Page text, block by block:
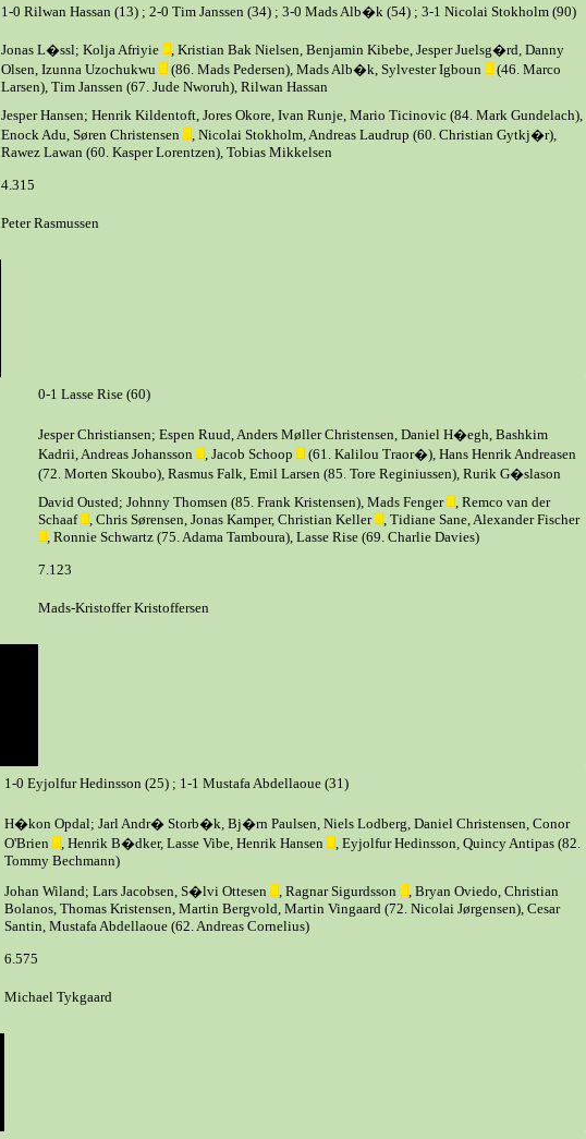
1-0 Rilwan Hassan (13) ; 2-0 Tim Janssen (34) ; 3-0 Mads Alb�k (54) ; 3-1 Nicolai Stokholm (90)
Jonas L�ssl; Kolja Afriyie
, Kristian Bak Nielsen, Benjamin Kibebe, Jesper Juelsg�rd, Danny
Olsen, Izunna Uzochukwu
(86. Mads Pedersen), Mads Alb�k, Sylvester Igboun
(46. Marco
Larsen), Tim Janssen (67. Jude Nworuh), Rilwan Hassan
Jesper Hansen; Henrik Kildentoft, Jores Okore, Ivan Runje, Mario Ticinovic (84. Mark Gundelach),
Enock Adu, Søren Christensen
, Nicolai Stokholm, Andreas Laudrup (60. Christian Gytkj�r),
Rawez Lawan (60. Kasper Lorentzen), Tobias Mikkelsen
4.315
Peter Rasmussen
0-1 Lasse Rise (60)
Jesper Christiansen; Espen Ruud, Anders Møller Christensen, Daniel H�egh, Bashkim
Kadrii, Andreas Johansson
, Jacob Schoop
(61. Kalilou Traor�), Hans Henrik Andreasen
(72. Morten Skoubo), Rasmus Falk, Emil Larsen (85. Tore Reginiussen), Rurik G�slason
David Ousted; Johnny Thomsen (85. Frank Kristensen), Mads Fenger
, Remco van der
Schaaf
, Chris Sørensen, Jonas Kamper, Christian Keller
, Tidiane Sane, Alexander Fischer
, Ronnie Schwartz (75. Adama Tamboura), Lasse Rise (69. Charlie Davies)
7.123
Mads-Kristoffer Kristoffersen
1-0 Eyjolfur Hedinsson (25) ; 1-1 Mustafa Abdellaoue (31)
H�kon Opdal; Jarl Andr� Storb�k, Bj�rn Paulsen, Niels Lodberg, Daniel Christensen, Conor
O'Brien
, Henrik B�dker, Lasse Vibe, Henrik Hansen
, Eyjolfur Hedinsson, Quincy Antipas (82.
Tommy Bechmann)
Johan Wiland; Lars Jacobsen, S�lvi Ottesen , Ragnar Sigurdsson
, Bryan Oviedo, Christian
Bolanos, Thomas Kristensen, Martin Bergvold, Martin Vingaard (72. Nicolai Jørgensen), Cesar
Santin, Mustafa Abdellaoue (62. Andreas Cornelius)
6.575
Michael Tykgaard